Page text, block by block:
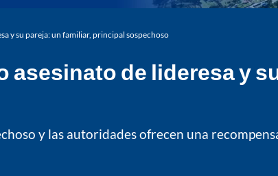
y su pareja: un familiar, principal sospechoso
de lideresa y
y las autoridades ofrecen una